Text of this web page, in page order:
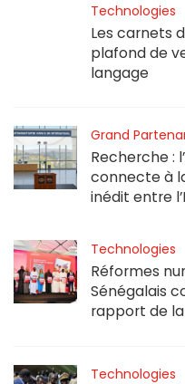
Technologies
Les carnets
plafond de
langage
Grand
Recherche :
connecte à
inédit entre
Technologies
Réformes
Sénégalais
rapport de la
Technologies